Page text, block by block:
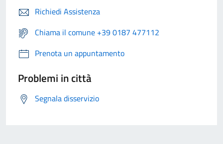
Richiedi Assistenza
Chiama il comune +39 0187 477112
Prenota un appuntamento
Problemi in città
Segnala disservizio